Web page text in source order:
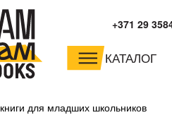
+371 29
КАТАЛОГ
младшим школьникам
книги для младших школьников